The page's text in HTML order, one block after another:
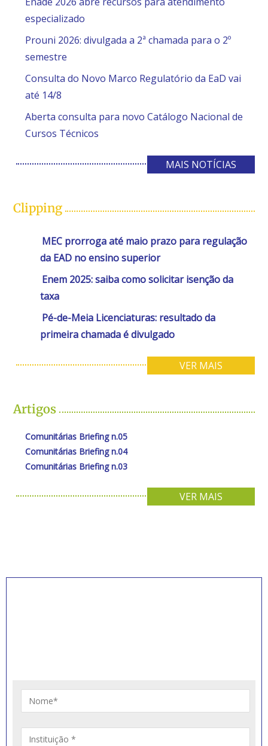
especializado
Prouni 2026: divulgada a 2ª chamada para o 2º
semestre
Consulta do Novo Marco Regulatório da EaD vai
até 14/8
Aberta consulta para novo Catálogo Nacional de
Cursos Técnicos
MAIS NOTÍCIAS
Clipping
MEC prorroga até maio prazo para regulação
da EAD no ensino superior
Enem 2025: saiba como solicitar isenção da
taxa
Pé-de-Meia Licenciaturas: resultado da
primeira chamada é divulgado
VER MAIS
Artigos
Comunitárias Briefing n.05
Comunitárias Briefing n.04
Comunitárias Briefing n.03
VER MAIS